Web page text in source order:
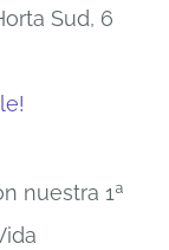
Sud, 6
nuestra 1ª